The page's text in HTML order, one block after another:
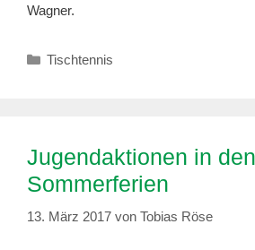
Wagner.
Kategorien
Tischtennis
Jugendaktionen in den
Sommerferien
13. März 2017 von Tobias Röse